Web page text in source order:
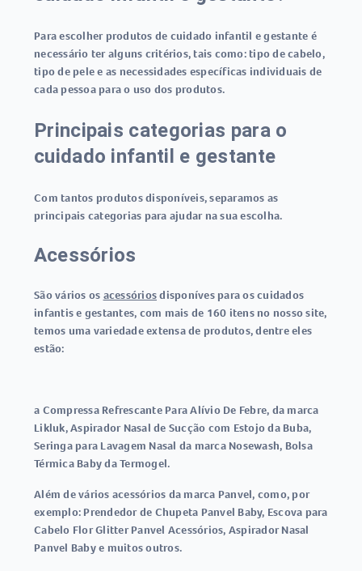
Para escolher produtos de cuidado infantil e gestante é
necessário ter alguns critérios, tais como: tipo de cabelo,
tipo de pele e as necessidades específicas individuais de
cada pessoa para o uso dos produtos.
Principais categorias para o
cuidado infantil e gestante
Com tantos produtos disponíveis, separamos as
principais categorias para ajudar na sua escolha.
Acessórios
São vários os acessóriosdisponíves para os cuidados
infantis e gestantes, com mais de 160 itens no nosso site,
temos uma variedade extensa de produtos, dentre eles
estão:
a Compressa Refrescante Para Alívio De Febre, da marca
Likluk, Aspirador Nasal de Sucção com Estojo da Buba,
Seringa para Lavagem Nasal da marca Nosewash, Bolsa
Térmica Baby da Termogel.
Além de vários acessórios da marca Panvel, como, por
exemplo: Prendedor de Chupeta Panvel Baby, Escova para
Cabelo Flor Glitter Panvel Acessórios, Aspirador Nasal
Panvel Baby e muitos outros.